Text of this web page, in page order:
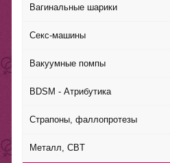
Вагинальные шарики
Секс-машины
Вакуумные помпы
BDSM - Атрибутика
Страпоны, фаллопротезы
Металл, CBT